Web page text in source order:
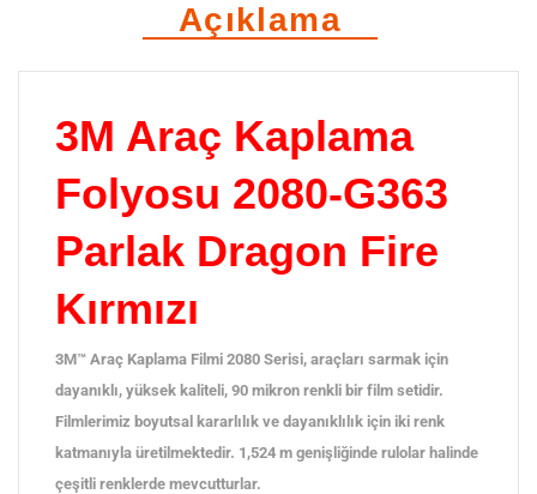
Kırmızı
adet
Açıklama
3M Araç Kaplama
Folyosu 2080-G363
Parlak Dragon Fire
Kırmızı
3M™ Araç Kaplama Filmi 2080 Serisi, araçları sarmak için
dayanıklı, yüksek kaliteli, 90 mikron renkli bir film setidir.
Filmlerimiz boyutsal kararlılık ve dayanıklılık için iki renk
katmanıyla üretilmektedir. 1,524 m genişliğinde rulolar halinde
çeşitli renklerde mevcutturlar.